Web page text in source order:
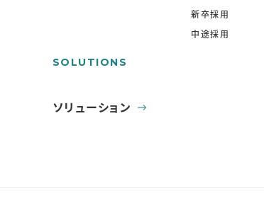
SOLUTIONS
ソリューション
新卒採用
中途採用